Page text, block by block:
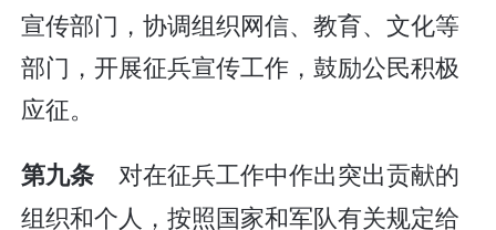
宣传部门，协调组织网信、教育、文化等
部门，开展征兵宣传工作，鼓励公民积极
应征。
第九条 对在征兵工作中作出突出贡献的
组织和个人，按照国家和军队有关规定给